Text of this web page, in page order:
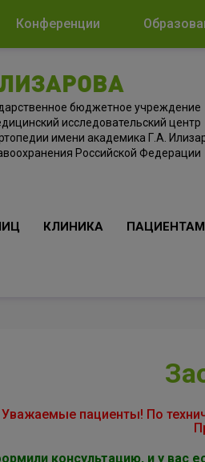
Конференции
бюджетное учреждение
исследовательский центр
имени академика Г.А.
Российской Федерации
КЛИНИКА ПАЦИЕНТАМ
Уважаемые пациенты! По
консультацию, и у вас